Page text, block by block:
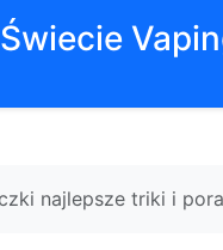
najlepsze triki i